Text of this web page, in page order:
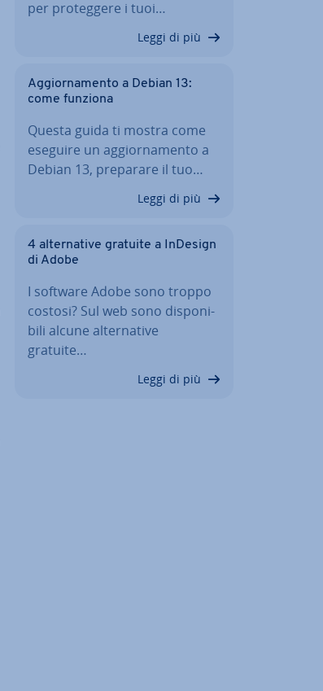
per pro­teg­ge­re i tuoi…
Leggi di più
Ag­gior­na­men­to a Debian 13:
come funziona
Questa guida ti mostra come
eseguire un ag­gior­na­men­to a
Debian 13, preparare il tuo…
Leggi di più
4 al­ter­na­ti­ve gratuite a InDesign
di Adobe
I software Adobe sono troppo
costosi? Sul web sono di­spo­ni­
bi­li alcune al­ter­na­ti­ve
gratuite…
Leggi di più